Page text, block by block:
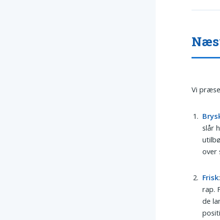
Vi
slår
over
Frisk
rap.
de